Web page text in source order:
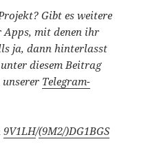
Gibt es weitere
Apps, mit denen ihr
ja, dann hinterlasst
diesem Beitrag
Telegram-
9V1LH/(9M2/)DG1BGS